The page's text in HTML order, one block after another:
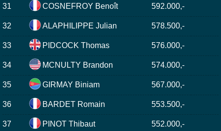
31 COSNEFROY Benoît 592.000,-
32 ALAPHILIPPE Julian 578.500,-
33 PIDCOCK Thomas 576.000,-
34 MCNULTY Brandon 574.000,-
35 GIRMAY Biniam 567.000,-
36 BARDET Romain 553.500,-
37 PINOT Thibaut 552.000,-